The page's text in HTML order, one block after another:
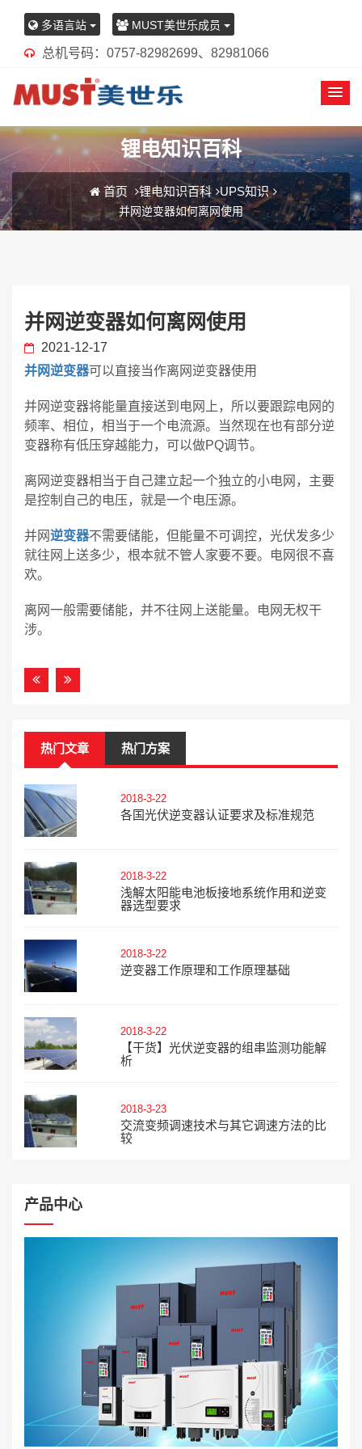
多语言站 MUST美世乐成员
总机号码：0757-82982699、82981066
锂电知识百科
首页 锂电知识百科 UPS知识
并网逆变器如何离网使用
并网逆变器如何离网使用
2021-12-17
并网逆变器可以直接当作离网逆变器使用
并网逆变器将能量直接送到电网上，所以要跟踪电网的
频率、相位，相当于一个电流源。当然现在也有部分逆
变器称有低压穿越能力，可以做PQ调节。
离网逆变器相当于自己建立起一个独立的小电网，主要
是控制自己的电压，就是一个电压源。
并网逆变器不需要储能，但能量不可调控，光伏发多少
就往网上送多少，根本就不管人家要不要。电网很不喜
欢。
离网一般需要储能，并不往网上送能量。电网无权干
涉。
热门文章 热门方案
2018-3-22
各国光伏逆变器认证要求及标准规范
2018-3-22
浅解太阳能电池板接地系统作用和逆变
器选型要求
2018-3-22
逆变器工作原理和工作原理基础
2018-3-22
【干货】光伏逆变器的组串监测功能解
析
2018-3-23
交流变频调速技术与其它调速方法的比
较
产品中心